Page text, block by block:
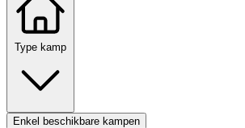
Type kamp
Enkel beschikbare kampen